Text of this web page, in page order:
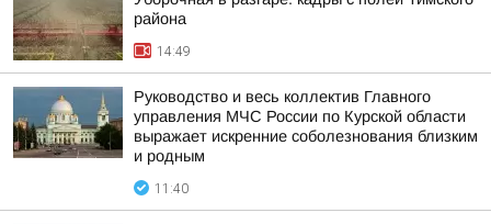
района
14:49
Руководство и весь коллектив Главного
управления МЧС России по Курской области
выражает искренние соболезнования близким
и родным
11:40